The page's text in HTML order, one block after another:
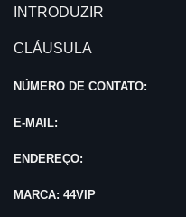
INTRODUZIR
CLÁUSULA
NÚMERO DE CONTATO:
E-MAIL:
ENDEREÇO:
MARCA: 44VIP